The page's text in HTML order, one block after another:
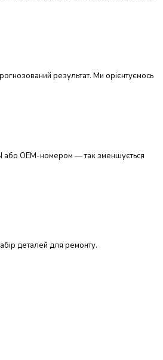
результат. Ми орієнтуємось
або OEM-номером — так зменшується
деталей для ремонту.